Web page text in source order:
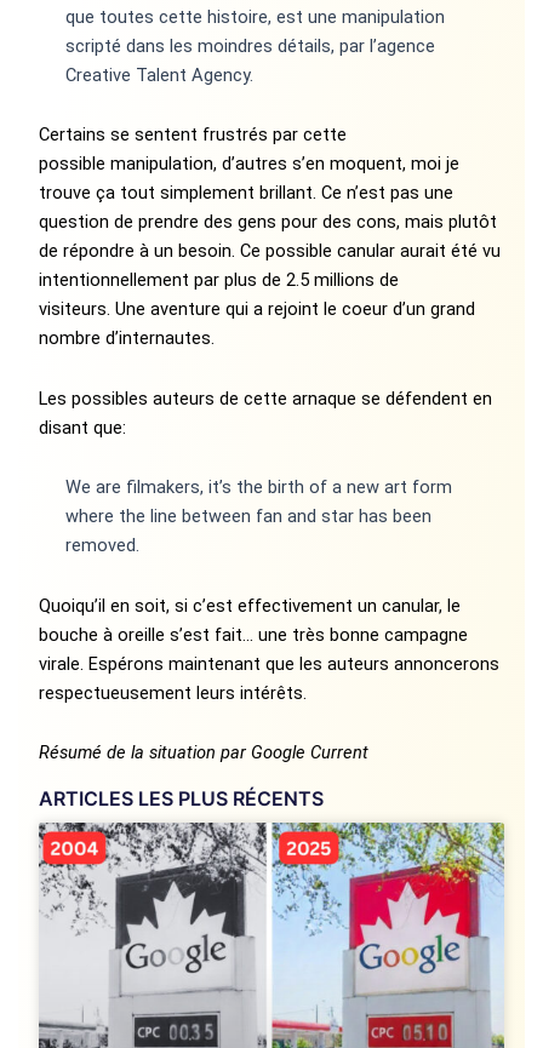
que toutes cette histoire, est une manipulation
scripté dans les moindres détails, par l’agence
Creative Talent Agency.
Certains se sentent frustrés par cette
possible manipulation, d’autres s’en moquent, moi je
trouve ça tout simplement brillant. Ce n’est pas une
question de prendre des gens pour des cons, mais plutôt
de répondre à un besoin. Ce possible canular aurait été vu
intentionnellement par plus de 2.5 millions de
visiteurs. Une aventure qui a rejoint le coeur d’un grand
nombre d’internautes.
Les possibles auteurs de cette arnaque se défendent en
disant que:
We are filmakers, it’s the birth of a new art form
where the line between fan and star has been
removed.
Quoiqu’il en soit, si c’est effectivement un canular, le
bouche à oreille s’est fait… une très bonne campagne
virale. Espérons maintenant que les auteurs annoncerons
respectueusement leurs intérêts.
Résumé de la situation par Google Current
ARTICLES LES PLUS RÉCENTS